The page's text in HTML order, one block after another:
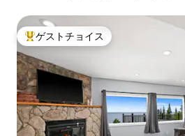
大好評のゲストチョイスです。
ゲストチョイス